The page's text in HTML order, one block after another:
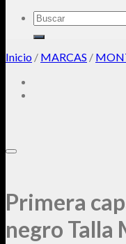
Buscar
por:
Inicio / MARCAS /
Primera
negro Talla